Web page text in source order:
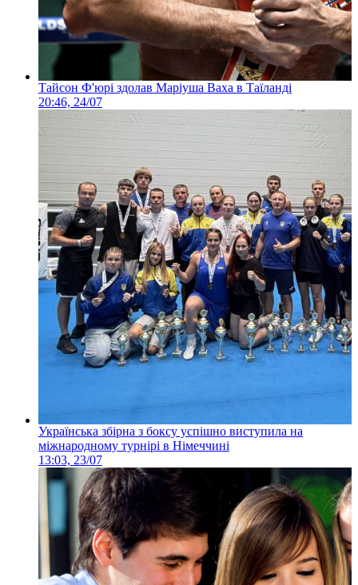
Тайсон Ф'юрі здолав Маріуша Ваха в Таїланді
20:46, 24/07
Українська збірна з боксу успішно виступила на
міжнародному турнірі в Німеччині
13:03, 23/07